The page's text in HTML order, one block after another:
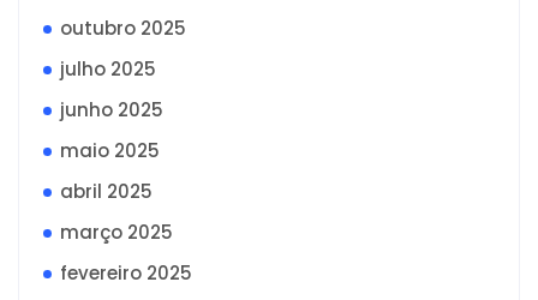
outubro 2025
julho 2025
junho 2025
maio 2025
abril 2025
março 2025
fevereiro 2025